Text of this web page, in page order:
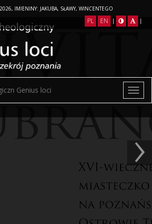
IMIENINY: JAKUBA, SŁAWY, WINCENTEGO
PL EN | |
Genius loci
›